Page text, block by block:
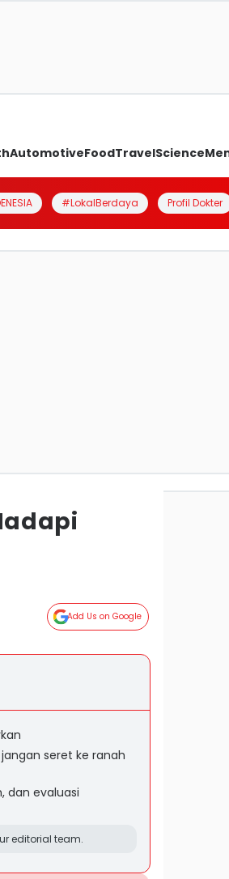
AutomotiveFoodTravelScience
#LokalBerdaya Profil Dokter
Add Us on Google
seret ke ranah
dan evaluasi
editorial team.